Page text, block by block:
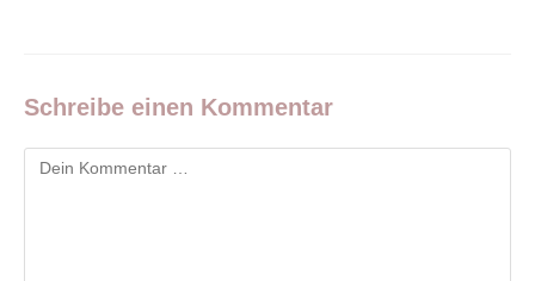
Schreibe einen Kommentar